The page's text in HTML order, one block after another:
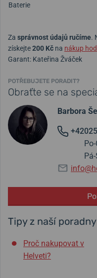
Baterie
Za správnost údajů ručíme.
získejte200 Kč na nákup
Garant: Kateřina Žváček
POTŘEBUJETE PORADIT?
Obraťte se na
Barbora
Tipy z naší poradny
Proč nakupovat v
Helveti?